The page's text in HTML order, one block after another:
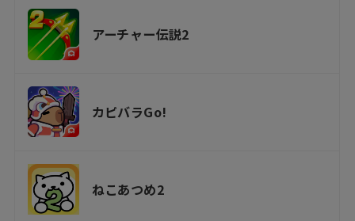
アーチャー伝説2
カピバラGo!
ねこあつめ2